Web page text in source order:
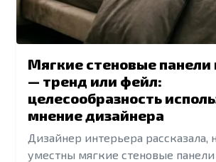
Мягкие стеновые панели
— тренд или фейл:
целесообразность
мнение дизайнера
Дизайнер интерьера рассказала,
уместны мягкие стеновые панели